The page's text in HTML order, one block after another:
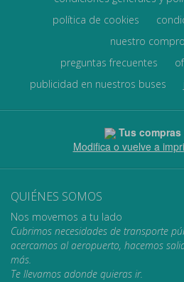
política de cookies
nuestro
preguntas frecuentes
publicidad en nuestros buses
Tus
Modifica o vuelve a
QUIÉNES SOMOS
Nos movemos a tu lado
Cubrimos necesidades de transporte
acercamos al aeropuerto, hacemos
más.
Te llevamos adonde quieras ir.